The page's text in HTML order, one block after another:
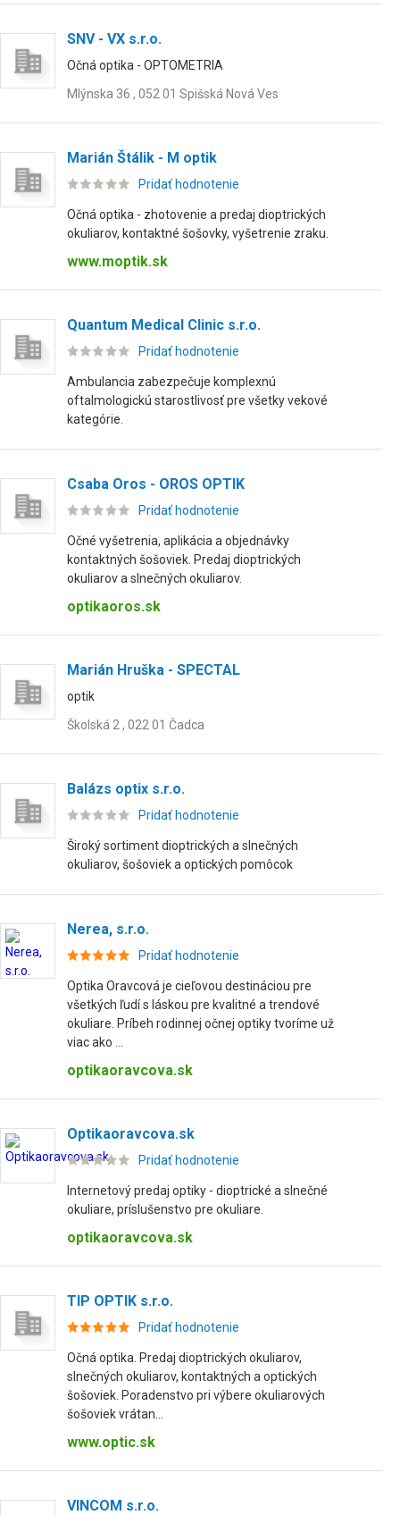
SNV - VX s.r.o.
Očná optika - OPTOMETRIA
Mlýnska 36 , 052 01 Spišská Nová Ves
Marián Štálik - M optik
Pridať hodnotenie
Očná optika - zhotovenie a predaj dioptrických
okuliarov, kontaktné šošovky, vyšetrenie zraku.
www.moptik.sk
Quantum Medical Clinic s.r.o.
Pridať hodnotenie
Ambulancia zabezpečuje komplexnú
oftalmologickú starostlivosť pre všetky vekové
kategórie.
Csaba Oros - OROS OPTIK
Pridať hodnotenie
Očné vyšetrenia, aplikácia a objednávky
kontaktných šošoviek. Predaj dioptrických
okuliarov a slnečných okuliarov.
optikaoros.sk
Marián Hruška - SPECTAL
optik
Školská 2 , 022 01 Čadca
Balázs optix s.r.o.
Pridať hodnotenie
Široký sortiment dioptrických a slnečných
okuliarov, šošoviek a optických pomôcok
Nerea, s.r.o.
Pridať hodnotenie
Optika Oravcová je cieľovou destináciou pre
všetkých ľudí s láskou pre kvalitné a trendové
okuliare. Príbeh rodinnej očnej optiky tvoríme už
viac ako ...
optikaoravcova.sk
Optikaoravcova.sk
Pridať hodnotenie
Internetový predaj optiky - dioptrické a slnečné
okuliare, príslušenstvo pre okuliare.
optikaoravcova.sk
TIP OPTIK s.r.o.
Pridať hodnotenie
Očná optika. Predaj dioptrických okuliarov,
slnečných okuliarov, kontaktných a optických
šošoviek. Poradenstvo pri výbere okuliarových
šošoviek vrátan...
www.optic.sk
VINCOM s.r.o.